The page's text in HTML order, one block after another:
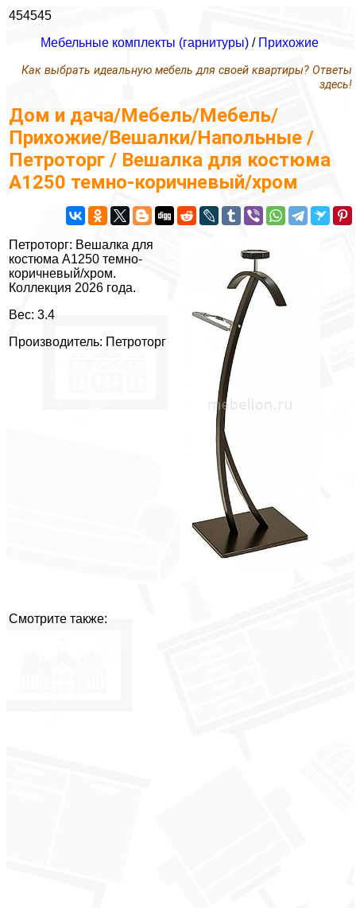
454545
Мебельные комплекты (гарнитуры) / Прихожие
Как выбрать идеальную мебель для своей квартиры? Ответы
здесь!
Дом и дача/Мебель/Мебель/
Прихожие/Вешалки/Напольные /
Петроторг / Вешалка для костюма
А1250 темно-коричневый/хром
Петроторг: Вешалка для
костюма А1250 темно-
коричневый/хром.
Коллекция 2026 года.
Вес: 3.4
Производитель: Петроторг
Смотрите также: